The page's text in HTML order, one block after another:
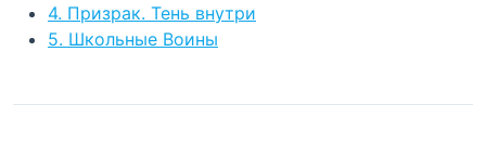
4. Призрак. Тень внутри
5. Школьные Воины